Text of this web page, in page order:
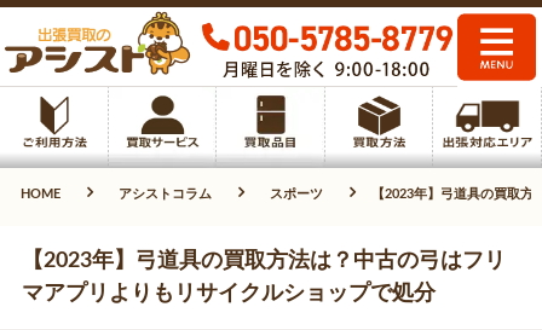
HOME アシストコラム スポーツ 【2023年】弓道具の買取
【2023年】弓道具の買取方法は？中古の弓はフリ
マアプリよりもリサイクルショップで処分